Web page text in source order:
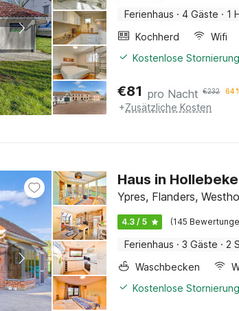
Ferienhaus · 4 Gäste · 1
Kochherd
Wifi
Kostenlose
€81 pro Nacht €232 64
+Zusätzliche Kosten
Haus in
Ypres, Flanders,
4.3 / 5 (145
Ferienhaus · 3 Gäste · 2
Waschbecken
Kostenlose